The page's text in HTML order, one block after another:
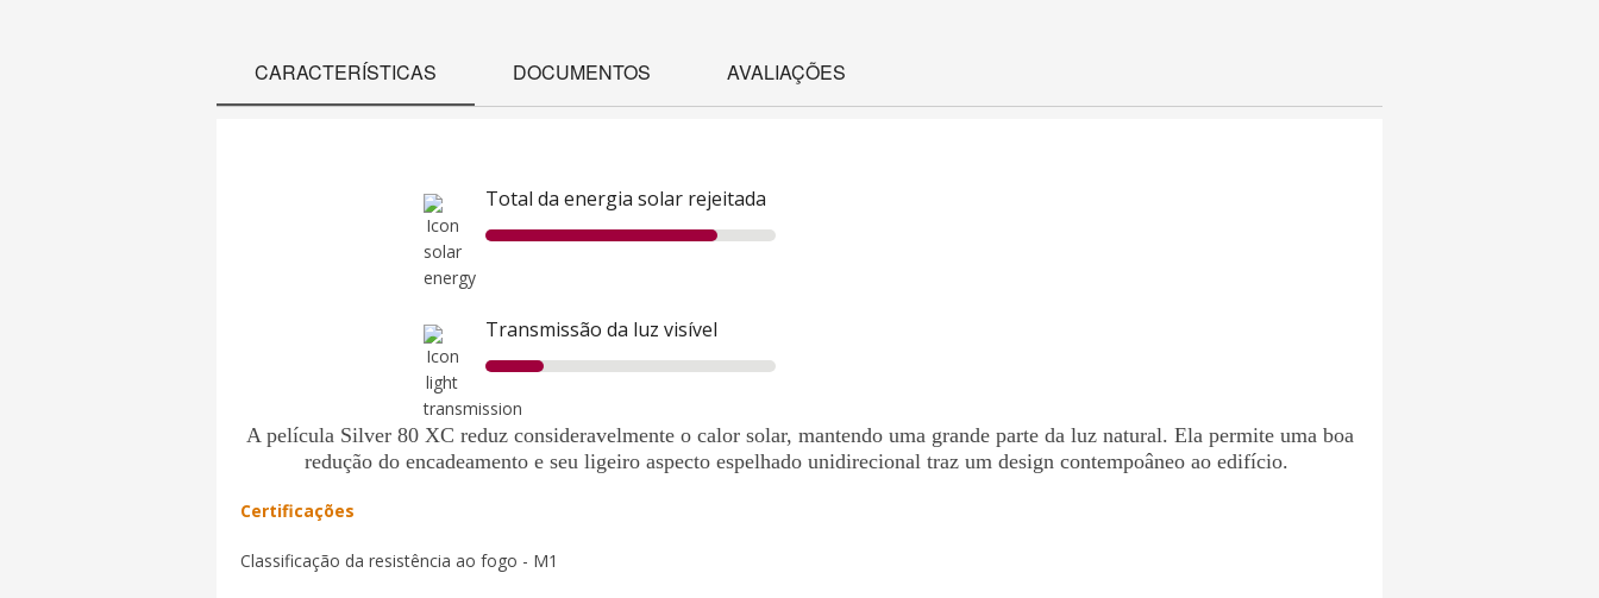
CARACTERÍSTICAS DOCUMENTOS AVALIAÇÕES
Total da energia solar rejeitada
Transmissão da luz visível
A película Silver 80 XC reduz consideravelmente o calor solar, mantendo uma grande parte da luz natural. Ela permite uma boa
redução do encadeamento e seu ligeiro aspecto espelhado unidirecional traz um design contempoâneo ao edifício.
Certificações
Classificação da resistência ao fogo - M1